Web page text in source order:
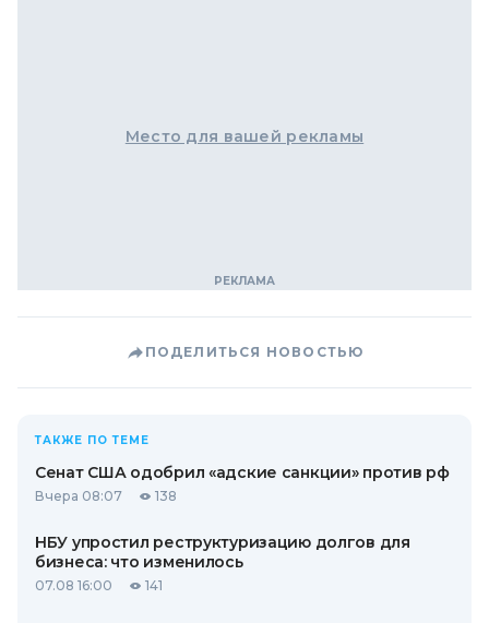
Место для вашей рекламы
ПОДЕЛИТЬСЯ НОВОСТЬЮ
ТАКЖЕ ПО ТЕМЕ
Сенат США одобрил «адские санкции» против рф
Вчера 08:07 138
НБУ упростил реструктуризацию долгов для
бизнеса: что изменилось
07.08 16:00 141